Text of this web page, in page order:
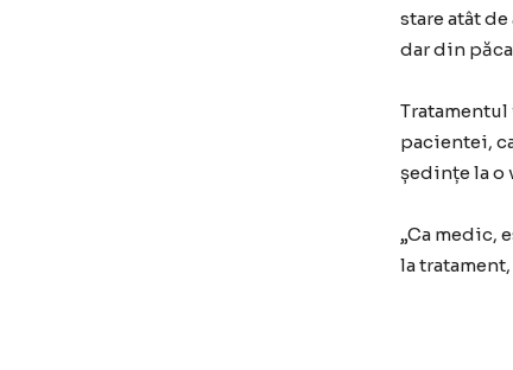
stare atât
dar din
pacientei,
ședințe la o
„Ca medic,
la